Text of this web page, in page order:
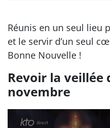
Réunis en un seul lieu
et le servir d’un seul
Bonne Nouvelle !
Revoir la veillée
novembre